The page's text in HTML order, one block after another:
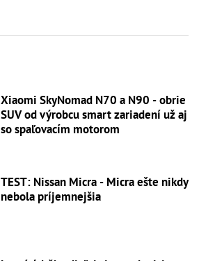
Xiaomi SkyNomad N70 a N90 - obrie
SUV od výrobcu smart zariadení už aj
so spaľovacím motorom
TEST: Nissan Micra - Micra ešte nikdy
nebola príjemnejšia